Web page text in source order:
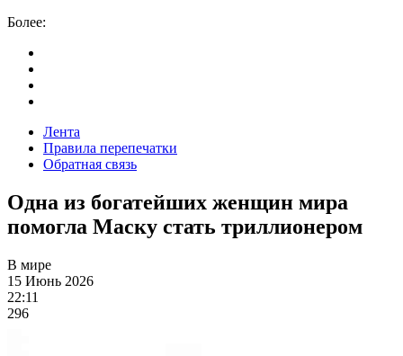
Более:
Лента
Правила перепечатки
Обратная связь
Одна из богатейших женщин мира
помогла Маску стать триллионером
В мире
15 Июнь 2026
22:11
296